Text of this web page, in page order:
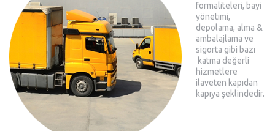
formaliteleri, bayi
yönetimi,
depolama, alma &
ambalajlama ve
sigorta gibi bazı
katma değerli
hizmetlere
ilaveten kapıdan
kapıya şeklindedir.